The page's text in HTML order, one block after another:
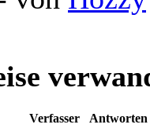
Verfasser Antworten